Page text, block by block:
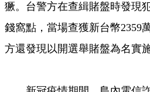
獗。台警方在查緝賭盤時發現
錢窩點，當場查獲新台幣2359
方還發現以開選舉賭盤為名實